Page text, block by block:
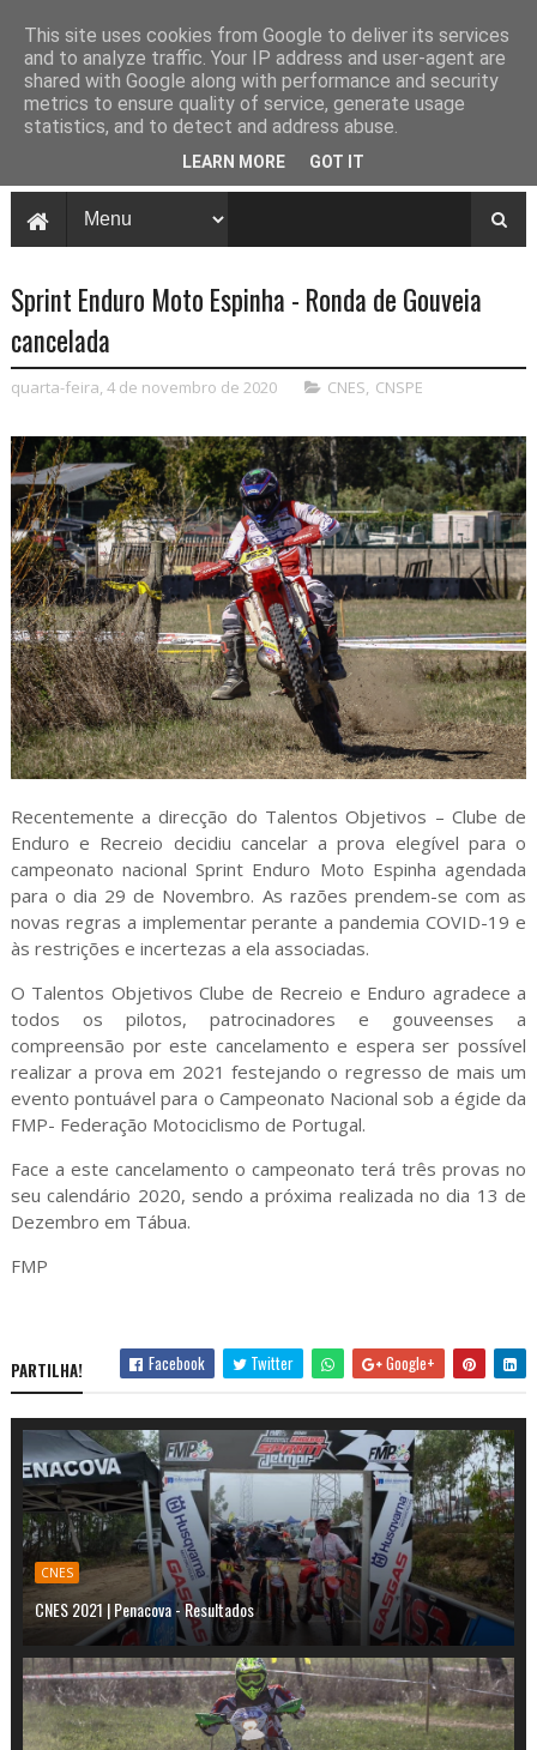
Sprint Enduro Moto Espinha - Ronda de Gouveia
cancelada
quarta-feira, 4 de novembro de 2020 CNES CNSPE
Recentemente a direcção do Talentos Objetivos – Clube de
Enduro e Recreio decidiu cancelar a prova elegível para o
campeonato nacional Sprint Enduro Moto Espinha agendada
para o dia 29 de Novembro. As razões prendem-se com as
novas regras a implementar perante a pandemia COVID-19 e
às restrições e incertezas a ela associadas.
O Talentos Objetivos Clube de Recreio e Enduro agradece a
todos os pilotos, patrocinadores e gouveenses a
compreensão por este cancelamento e espera ser possível
realizar a prova em 2021 festejando o regresso de mais um
evento pontuável para o Campeonato Nacional sob a égide da
FMP- Federação Motociclismo de Portugal.
Face a este cancelamento o campeonato terá três provas no
seu calendário 2020, sendo a próxima realizada no dia 13 de
Dezembro em Tábua.
FMP
PARTILHA! Facebook Twitter Google+
CNES
CNES 2021 | Penacova - Resultados
This site uses cookies from Google to deliver its services
and to analyze traffic. Your IP address and user-agent are
shared with Google along with performance and security
metrics to ensure quality of service, generate usage
statistics, and to detect and address abuse.
LEARN MORE GOT IT